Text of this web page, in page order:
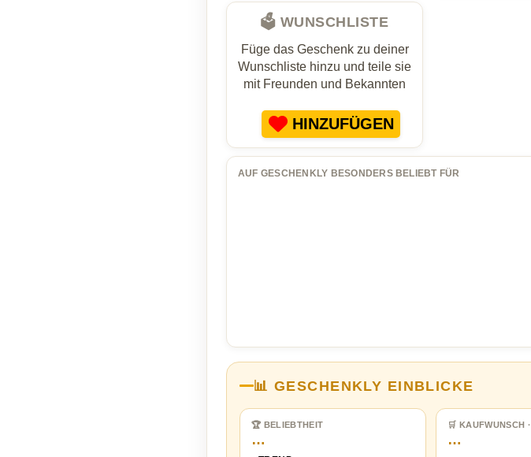
🗳️ WUNSCHLISTE
Füge das Geschenk zu deiner
Wunschliste hinzu und teile sie
mit Freunden und Bekannten
HINZUFÜGEN
AUF GESCHENKLY BESONDERS BELIEBT FÜR
📊 GESCHENKLY EINBLICKE
🏆 BELIEBTHEIT
…
🛒 KAUFWUNSCH
…